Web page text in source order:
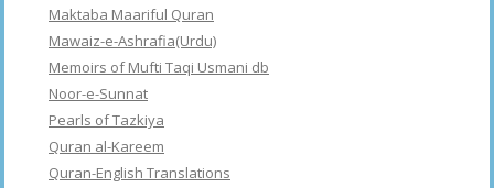
Maktaba Maariful Quran
Mawaiz-e-Ashrafia(Urdu)
Memoirs of Mufti Taqi Usmani db
Noor-e-Sunnat
Pearls of Tazkiya
Quran al-Kareem
Quran-English Translations